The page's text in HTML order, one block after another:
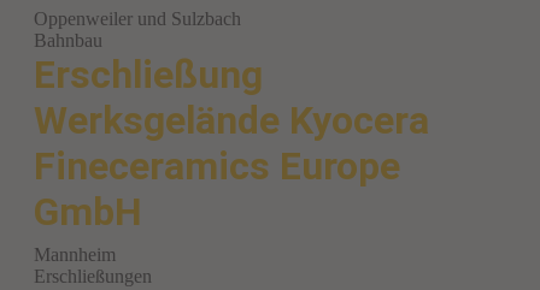
Oppenweiler und Sulzbach
Bahnbau
Erschließung
Werksgelände Kyocera
Fineceramics Europe
GmbH
Mannheim
Erschließungen